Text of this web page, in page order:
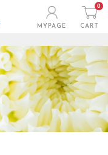
MYPAGE
0
CART